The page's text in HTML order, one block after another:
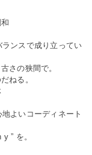
ンスで成り立ってい
さの狭間で。
ねる。
よいコーディネート
” を。